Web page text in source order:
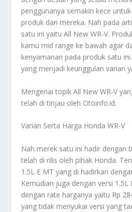
penggunanya semakin kece
produk dari mereka. Nah pada
satu ini yaituAll New WR-V.
kamu mid range ke bawah agar
kenyamanan pada produk satu
yang menjadi keunggulan varian
Mengenai topikAll New WR-V
telah di tinjau oleh Otoinfo.id.
Varian Serta Harga Honda WR-V
Nah merek satu ini hadir dengan
telah di rilis oleh pihak Honda.
1.5L E MT yang di hadirkan
Kemudian juga dengan versi 1.5L
dengan rate harganya yaitu Rp
yang tidak menyukai versi yang